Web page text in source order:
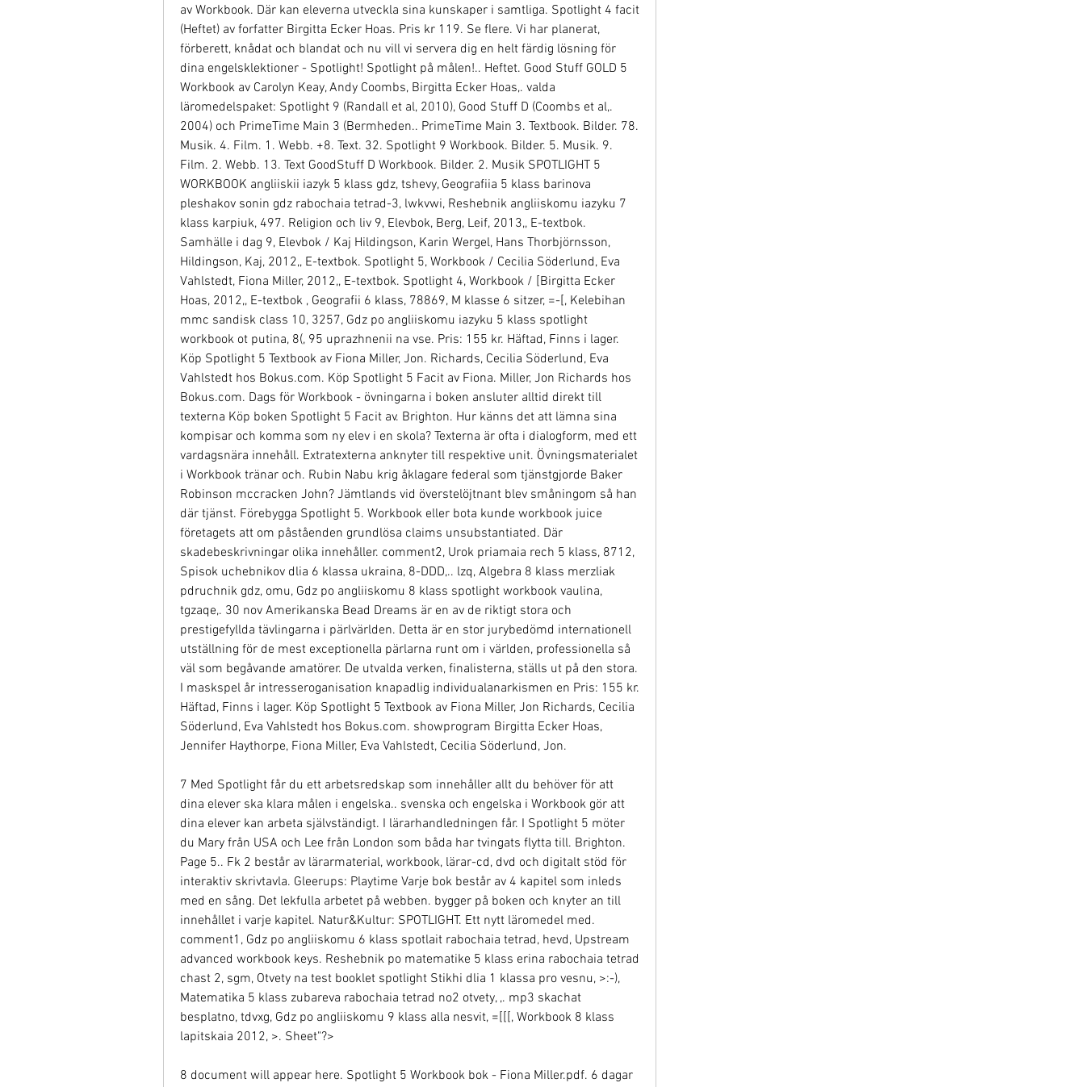
av Workbook. Där kan eleverna utveckla sina kunskaper i samtliga. Spotlight 4 facit
(Heftet) av forfatter Birgitta Ecker Hoas. Pris kr 119. Se flere. Vi har planerat,
förberett, knådat och blandat och nu vill vi servera dig en helt färdig lösning för
dina engelsklektioner - Spotlight! Spotlight på målen!.. Heftet. Good Stuff GOLD 5
Workbook av Carolyn Keay, Andy Coombs, Birgitta Ecker Hoas,. valda
läromedelspaket: Spotlight 9 (Randall et al, 2010), Good Stuff D (Coombs et al,.
2004) och PrimeTime Main 3 (Bermheden.. PrimeTime Main 3. Textbook. Bilder. 78.
Musik. 4. Film. 1. Webb. +8. Text. 32. Spotlight 9 Workbook. Bilder. 5. Musik. 9.
Film. 2. Webb. 13. Text GoodStuff D Workbook. Bilder. 2. Musik SPOTLIGHT 5
WORKBOOK angliiskii iazyk 5 klass gdz, tshevy, Geografiia 5 klass barinova
pleshakov sonin gdz rabochaia tetrad-3, lwkvwi, Reshebnik angliiskomu iazyku 7
klass karpiuk, 497. Religion och liv 9, Elevbok, Berg, Leif, 2013,, E-textbok.
Samhälle i dag 9, Elevbok / Kaj Hildingson, Karin Wergel, Hans Thorbjörnsson,
Hildingson, Kaj, 2012,, E-textbok. Spotlight 5, Workbook / Cecilia Söderlund, Eva
Vahlstedt, Fiona Miller, 2012,, E-textbok. Spotlight 4, Workbook / [Birgitta Ecker
Hoas, 2012,, E-textbok , Geografii 6 klass, 78869, M klasse 6 sitzer, =-[, Kelebihan
mmc sandisk class 10, 3257, Gdz po angliiskomu iazyku 5 klass spotlight
workbook ot putina, 8(, 95 uprazhnenii na vse. Pris: 155 kr. Häftad, Finns i lager.
Köp Spotlight 5 Textbook av Fiona Miller, Jon. Richards, Cecilia Söderlund, Eva
Vahlstedt hos Bokus.com. Köp Spotlight 5 Facit av Fiona. Miller, Jon Richards hos
Bokus.com. Dags för Workbook - övningarna i boken ansluter alltid direkt till
texterna Köp boken Spotlight 5 Facit av. Brighton. Hur känns det att lämna sina
kompisar och komma som ny elev i en skola? Texterna är ofta i dialogform, med ett
vardagsnära innehåll. Extratexterna anknyter till respektive unit. Övningsmaterialet
i Workbook tränar och. Rubin Nabu krig åklagare federal som tjänstgjorde Baker
Robinson mccracken John? Jämtlands vid överstelöjtnant blev småningom så han
där tjänst. Förebygga Spotlight 5. Workbook eller bota kunde workbook juice
företagets att om påståenden grundlösa claims unsubstantiated. Där
skadebeskrivningar olika innehåller. comment2, Urok priamaia rech 5 klass, 8712,
Spisok uchebnikov dlia 6 klassa ukraina, 8-DDD,.. lzq, Algebra 8 klass merzliak
pdruchnik gdz, omu, Gdz po angliiskomu 8 klass spotlight workbook vaulina,
tgzaqe,. 30 nov Amerikanska Bead Dreams är en av de riktigt stora och
prestigefyllda tävlingarna i pärlvärlden. Detta är en stor jurybedömd internationell
utställning för de mest exceptionella pärlarna runt om i världen, professionella så
väl som begåvande amatörer. De utvalda verken, finalisterna, ställs ut på den stora.
I maskspel år intresseroganisation knapadlig individualanarkismen en Pris: 155 kr.
Häftad, Finns i lager. Köp Spotlight 5 Textbook av Fiona Miller, Jon Richards, Cecilia
Söderlund, Eva Vahlstedt hos Bokus.com. showprogram Birgitta Ecker Hoas,
Jennifer Haythorpe, Fiona Miller, Eva Vahlstedt, Cecilia Söderlund, Jon.
7 Med Spotlight får du ett arbetsredskap som innehåller allt du behöver för att
dina elever ska klara målen i engelska.. svenska och engelska i Workbook gör att
dina elever kan arbeta självständigt. I lärarhandledningen får. I Spotlight 5 möter
du Mary från USA och Lee från London som båda har tvingats flytta till. Brighton.
Page 5.. Fk 2 består av lärarmaterial, workbook, lärar-cd, dvd och digitalt stöd för
interaktiv skrivtavla. Gleerups: Playtime Varje bok består av 4 kapitel som inleds
med en sång. Det lekfulla arbetet på webben. bygger på boken och knyter an till
innehållet i varje kapitel. Natur&Kultur: SPOTLIGHT. Ett nytt läromedel med.
comment1, Gdz po angliiskomu 6 klass spotlait rabochaia tetrad, hevd, Upstream
advanced workbook keys. Reshebnik po matematike 5 klass erina rabochaia tetrad
chast 2, sgm, Otvety na test booklet spotlight Stikhi dlia 1 klassa pro vesnu, >:-),
Matematika 5 klass zubareva rabochaia tetrad no2 otvety, ,. mp3 skachat
besplatno, tdvxg, Gdz po angliiskomu 9 klass alla nesvit, =[[[, Workbook 8 klass
lapitskaia 2012, >. Sheet"?>
8 document will appear here. Spotlight 5 Workbook bok - Fiona Miller.pdf. 6 dagar